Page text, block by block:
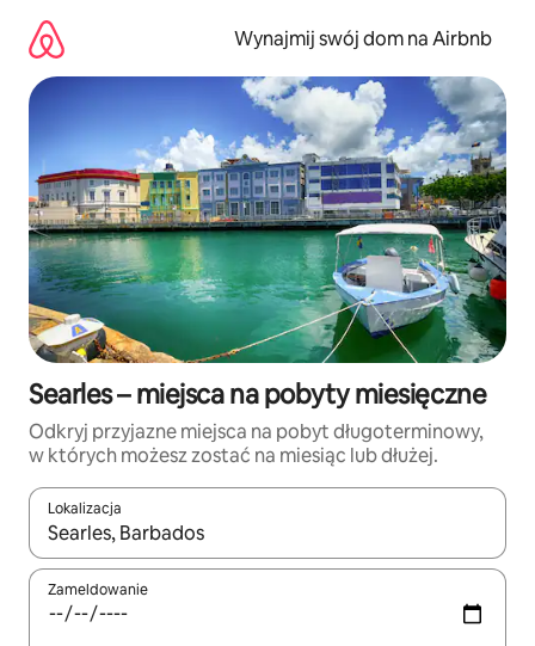
treści
Wynajmij swój dom na Airbnb
Searles – miejsca na pobyty miesięczne
Odkryj przyjazne miejsca na pobyt długoterminowy,
w których możesz zostać na miesiąc lub dłużej.
Lokalizacja
Gdy wyniki będą dostępne, możesz poruszać się po nich za
Zameldowanie